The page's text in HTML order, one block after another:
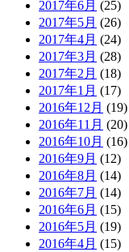
2017年6月 (25)
2017年5月 (26)
2017年4月 (24)
2017年3月 (28)
2017年2月 (18)
2017年1月 (17)
2016年12月 (19)
2016年11月 (20)
2016年10月 (16)
2016年9月 (12)
2016年8月 (14)
2016年7月 (14)
2016年6月 (15)
2016年5月 (19)
2016年4月 (15)